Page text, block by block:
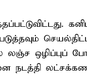
லஞ்ச ஒழிப்புப்
நடத்தி